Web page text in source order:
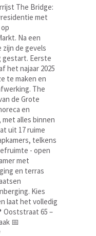
The Bridge:
met
Na een
de gevels
gestart. Eerste
het najaar 2025
te maken en
The
de Grote
en
alles binnen
uit 17 ruime
telkens
- open
met
en terras
Kies
laat het volledig
Ooststraat 65 –
📅